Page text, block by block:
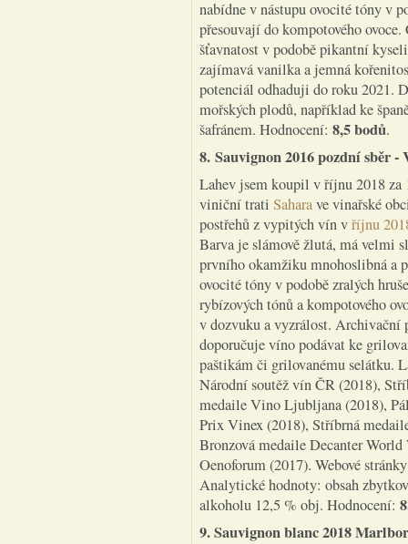
nabídne v nástupu ovocité tóny v
přesouvají do kompotového
šťavnatost v podobě pikantní
zajímavá vanilka a jemná
potenciál odhaduji do roku 2021.
mořských plodů, například ke
šafránem. Hodnocení: 8,5 bodů.
8. Sauvignon 2016 pozdní sběr -
Lahev jsem koupil v říjnu 2018
viniční trati Saharave vinařské
postřehů z vypitých vín vříjnu
Barva je slámově žlutá, má velmi
prvního okamžiku mnohoslibná a
ovocité tóny v podobě zralých
rybízových tónů a kompotového
v dozvuku a vyzrálost.
doporučuje víno podávat ke
paštikám či grilovanému selátku.
Národní soutěž vín ČR (2018),
medaile Vino Ljubljana (2018),
Prix Vinex (2018), Stříbrná
Bronzová medaile Decanter
Oenoforum (2017). Webové
Analytické hodnoty: obsah
alkoholu 12,5 % obj. Hodnocení:
9. Sauvignon blanc 2018